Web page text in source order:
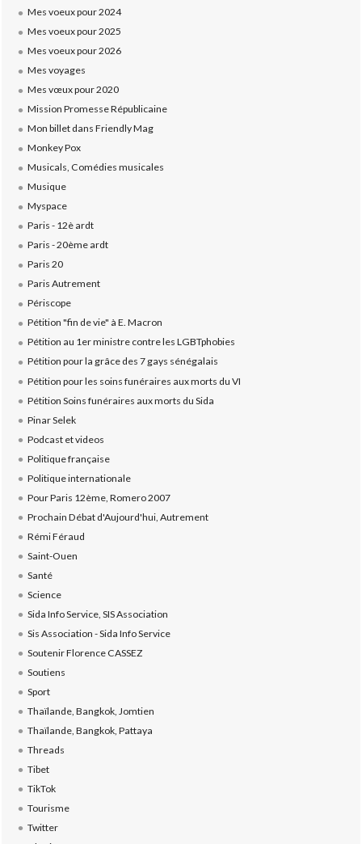
Mes voeux pour 2024
Mes voeux pour 2025
Mes voeux pour 2026
Mes voyages
Mes vœux pour 2020
Mission Promesse Républicaine
Mon billet dans Friendly Mag
Monkey Pox
Musicals, Comédies musicales
Musique
Myspace
Paris - 12è ardt
Paris - 20ème ardt
Paris 20
Paris Autrement
Périscope
Pétition "fin de vie" à E. Macron
Pétition au 1er ministre contre les LGBTphobies
Pétition pour la grâce des 7 gays sénégalais
Pétition pour les soins funéraires aux morts du VI
Pétition Soins funéraires aux morts du Sida
Pinar Selek
Podcast et videos
Politique française
Politique internationale
Pour Paris 12ème, Romero 2007
Prochain Débat d'Aujourd'hui, Autrement
Rémi Féraud
Saint-Ouen
Santé
Science
Sida Info Service, SIS Association
Sis Association - Sida Info Service
Soutenir Florence CASSEZ
Soutiens
Sport
Thaïlande, Bangkok, Jomtien
Thaïlande, Bangkok, Pattaya
Threads
Tibet
TikTok
Tourisme
Twitter